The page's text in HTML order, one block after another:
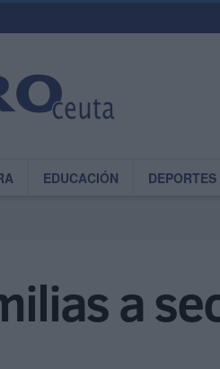
EDUCACIÓN DEPORTES
a